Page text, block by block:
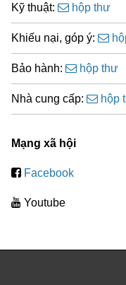
Kỹ thuật: hộp thư
Khiếu nại, góp ý:
Bảo hành: hộp thư
Nhà cung cấp: hộp
Mạng xã hội
Facebook
Youtube